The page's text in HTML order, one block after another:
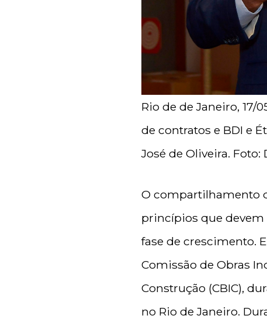
Rio de de Janeiro, 17/
de contratos e BDI e
José de Oliveira.
O compartilhamento
princípios que devem
fase de crescimento.
Comissão de Obras
Construção (CBIC),
no Rio de Janeiro.